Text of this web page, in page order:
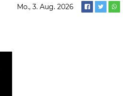
Mo., 3. Aug. 2026